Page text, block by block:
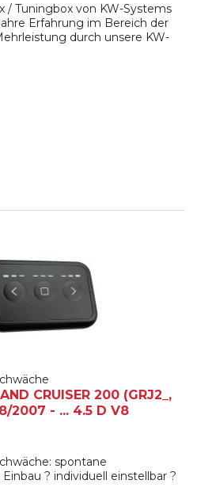
/ Tuningbox von KW-Systems
Erfahrung im Bereich der
durch unsere KW-
CRUISER 200 (GRJ2_,
2007 - ... 4.5 D V8
spontane
? individuell einstellbar ?